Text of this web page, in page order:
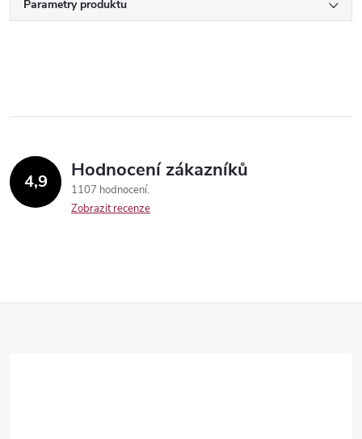
Parametry produktu
4,9 Hodnocení zákazníků
1107 hodnocení
Zobrazit recenze